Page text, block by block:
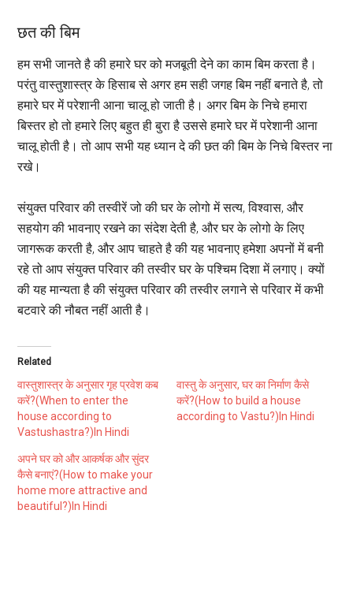
छत की बिम
हम सभी जानते है की हमारे घर को मजबूती देने का काम बिम करता है।
परंतु वास्तुशास्त्र के हिसाब से अगर हम सही जगह बिम नहीं बनाते है, तो
हमारे घर में परेशानी आना चालू हो जाती है। अगर बिम के निचे हमारा
बिस्तर हो तो हमारे लिए बहुत ही बुरा है उससे हमारे घर में परेशानी आना
चालू होती है। तो आप सभी यह ध्यान दे की छत की बिम के निचे बिस्तर ना
रखे।
संयुक्त परिवार की तस्वीरें जो की घर के लोगो में सत्य, विश्वास, और
सहयोग की भावनाए रखने का संदेश देती है, और घर के लोगो के लिए
जागरूक करती है, और आप चाहते है की यह भावनाए हमेशा अपनों में बनी
रहे तो आप संयुक्त परिवार की तस्वीर घर के पश्चिम दिशा में लगाए। क्यों
की यह मान्यता है की संयुक्त परिवार की तस्वीर लगाने से परिवार में कभी
बटवारे की नौबत नहीं आती है।
Related
वास्तुशास्त्र के अनुसार गृह प्रवेश कब
करें?(When to enter the
house according to
Vastushastra?)In Hindi
वास्तु के अनुसार, घर का निर्माण कैसे
करें?(How to build a house
according to Vastu?)In Hindi
अपने घर को और आकर्षक और सुंदर
कैसे बनाएं?(How to make your
home more attractive and
beautiful?)In Hindi